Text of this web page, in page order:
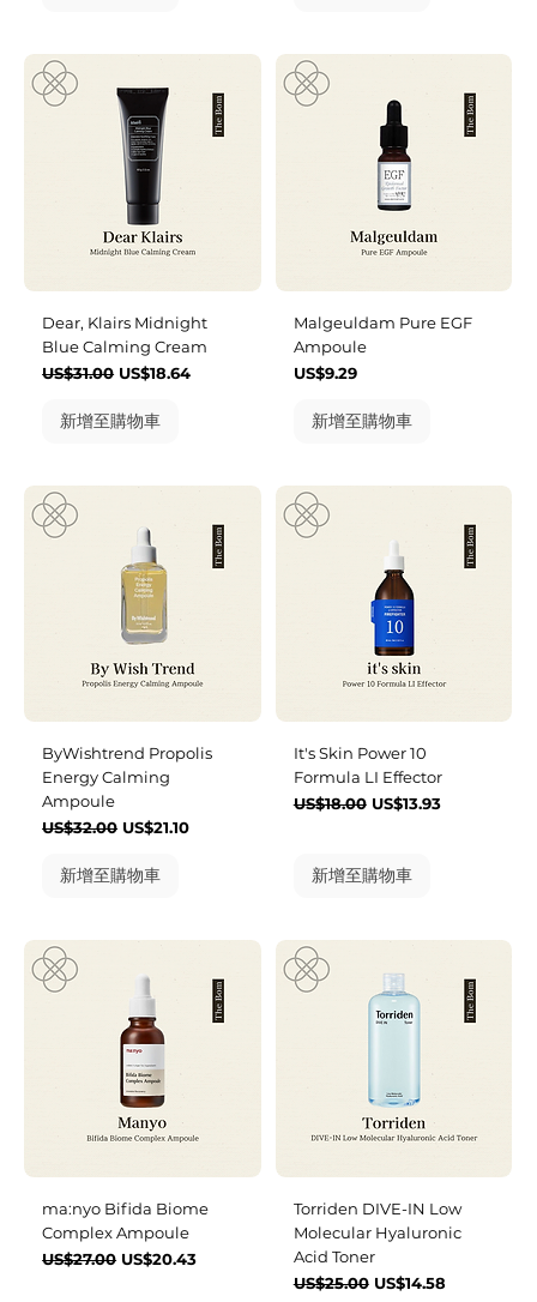
Dear, Klairs Midnight
Blue Calming Cream
一般價格
US$31.00 促銷價格
US$18.64
新增至購物車
Malgeuldam Pure EGF
Ampoule
價格
US$9.29
新增至購物車
ByWishtrend Propolis
Energy Calming
Ampoule
一般價格
US$32.00 促銷價格
US$21.10
新增至購物車
It's Skin Power 10
Formula LI Effector
一般價格
US$18.00 促銷價格
US$13.93
新增至購物車
ma:nyo Bifida Biome
Complex Ampoule
一般價格
US$27.00 促銷價格
US$20.43
Torriden DIVE-IN Low
Molecular Hyaluronic
Acid Toner
一般價格
US$25.00 促銷價格
US$14.58